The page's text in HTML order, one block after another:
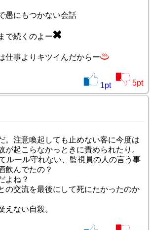
愚にもつかない会話
で続くのよー
仕事よりキツイんだからー
1pt 5pt
。注意喚起しても止めない客に今度は
が起こらなかっときに責められたり。
ルール守れない、監視員の人の言う事
飲んでたの？
よね？
の交流を最後にして死にたかったのか
えない自殺。